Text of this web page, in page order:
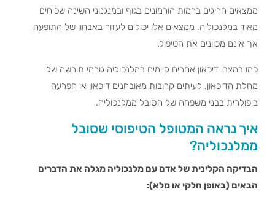
ממצאים חריגים ברמות הורמונים בגוף ובמנגנוני השינה שכיחים
מאוד במלנכוליה. ממצאים אלו יכולים לעזור באבחון של התופעה
אך אינם מכוונים את הטיפול.
כמו במצבי דיכאון אחרים קיימים במלנכוליה גורמי תורשה של
מחלת הדיכאון. לעיתים קרובות מאובחנים דיכאון או הפרעה
ביפולרית בבני משפחה של הסובל ממלנכוליה.
איך נראה המטופל הטיפוסי שסובל
ממלנכוליה?
הבדיקה הקלינית של אדם עם מלנכוליה מגלה את הדברים
הבאים (באופן חלקי או מלא):